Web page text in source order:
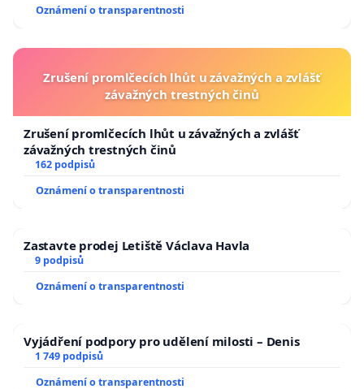
Oznámení o transparentnosti
Zrušení promlčecích lhůt u závažných a zvlášť
závažných trestných činů
Zrušení promlčecích lhůt u závažných a zvlášť
závažných trestných činů
162 podpisů
Oznámení o transparentnosti
Zastavte prodej Letiště Václava Havla
9 podpisů
Oznámení o transparentnosti
Vyjádření podpory pro udělení milosti – Denis
1 749 podpisů
Oznámení o transparentnosti